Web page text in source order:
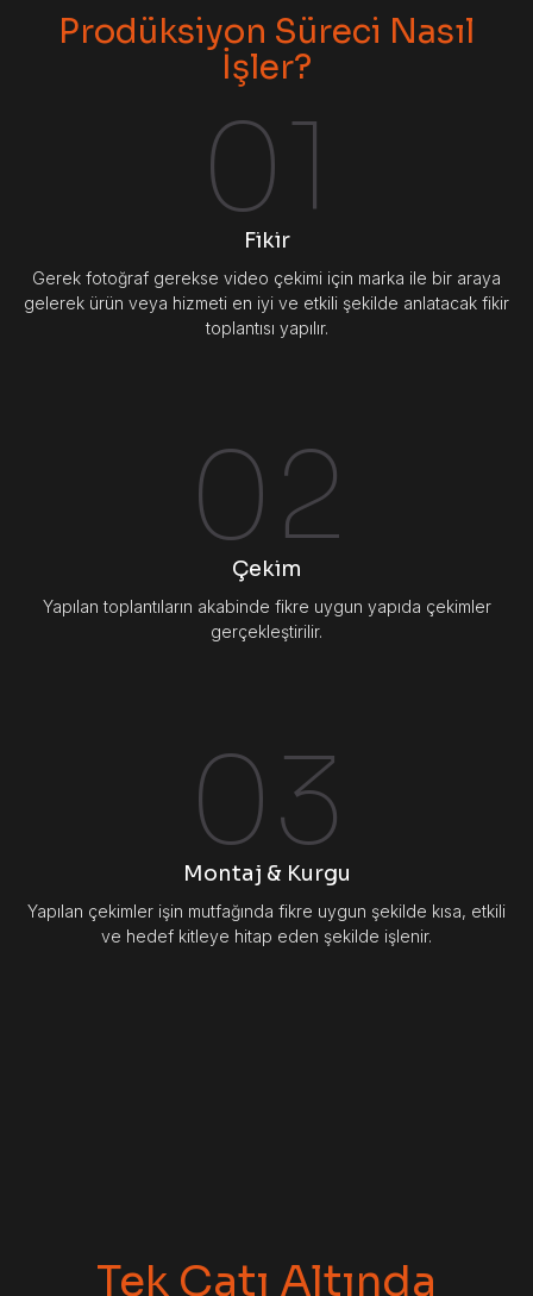
Prodüksiyon Süreci Nasıl
İşler?
01
Fikir
Gerek fotoğraf gerekse video çekimi için marka ile bir araya
gelerek ürün veya hizmeti en iyi ve etkili şekilde anlatacak fikir
toplantısı yapılır.
02
Çekim
Yapılan toplantıların akabinde fikre uygun yapıda çekimler
gerçekleştirilir.
03
Montaj & Kurgu
Yapılan çekimler işin mutfağında fikre uygun şekilde kısa, etkili
ve hedef kitleye hitap eden şekilde işlenir.
Tek Çatı Altında